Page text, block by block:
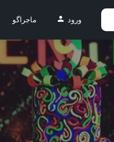
ماجراگو person ورود